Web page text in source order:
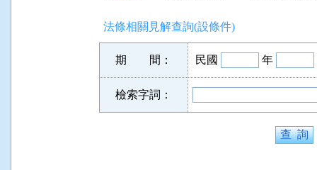
法條相關見解查詢(設條件)
期 間： 民國 年
檢索字詞：